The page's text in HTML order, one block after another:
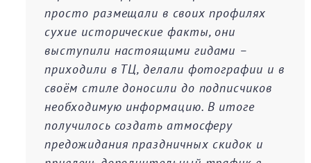
просто размещали в своих профилях
сухие исторические факты, они
выступили настоящими гидами –
приходили в ТЦ, делали фотографии и в
своём стиле доносили до подписчиков
необходимую информацию. В итоге
получилось создать атмосферу
предожидания праздничных скидок и